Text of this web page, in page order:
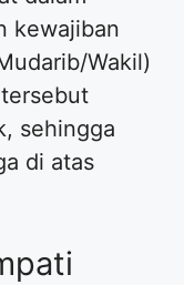
kewajiban
Wakil)
sehingga
di atas